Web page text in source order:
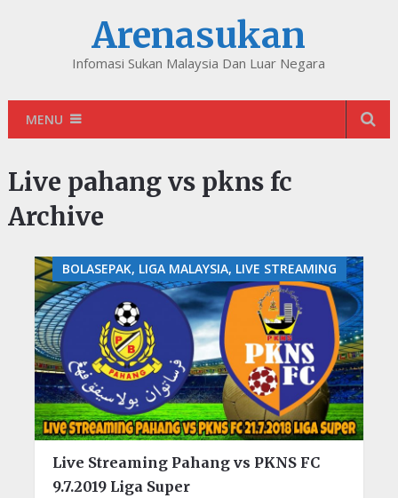
Arenasukan
Infomasi Sukan Malaysia Dan Luar Negara
MENU
Live pahang vs pkns fc
Archive
BOLASEPAK, LIGA MALAYSIA, LIVE STREAMING
Live Streaming Pahang vs PKNS FC
9.7.2019 Liga Super